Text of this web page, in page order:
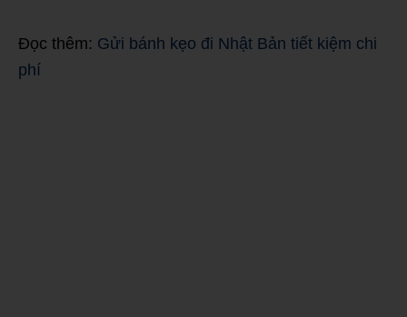
Đọc thêm: Gửi bánh kẹo đi Nhật Bản tiết kiệm chi
phí